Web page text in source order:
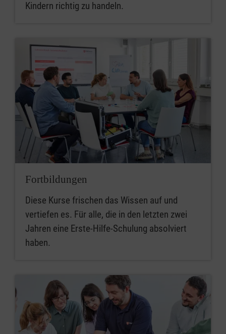
Kindern richtig zu handeln.
Fortbildungen
Diese Kurse frischen das Wissen auf und
vertiefen es. Für alle, die in den letzten zwei
Jahren eine Erste-Hilfe-Schulung absolviert
haben.